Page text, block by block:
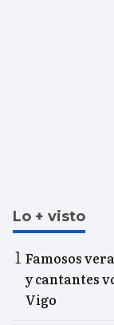
Lo + visto
Famosos
y cantantes
Vigo